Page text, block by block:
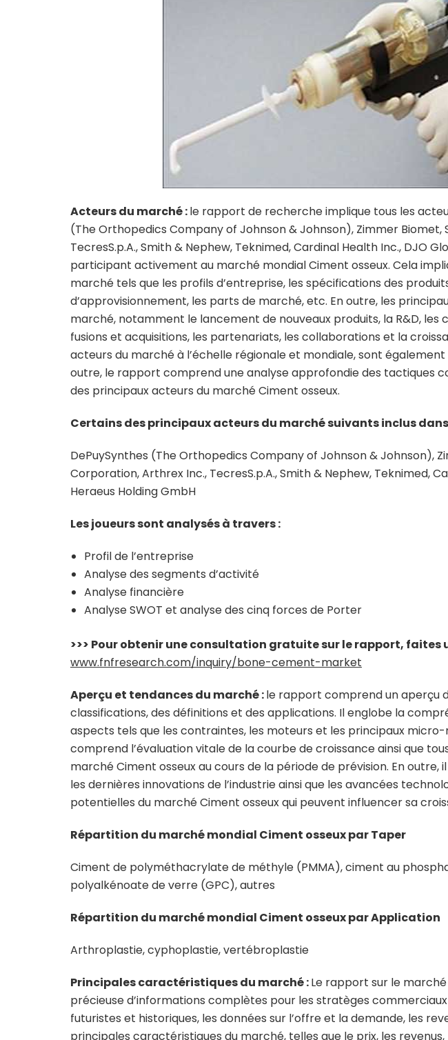
Acteurs du marché :le rapport de recherche implique tous les
(The Orthopedics Company of Johnson & Johnson), Zimmer
TecresS.p.A., Smith & Nephew, Teknimed, Cardinal Health Inc., DJO
participant activement au marché mondial Ciment osseux. Cela
marché tels que les profils d’entreprise, les spécifications des
d’approvisionnement, les parts de marché, etc. En outre, les
marché, notamment le lancement de nouveaux produits, la R&D, les
fusions et acquisitions, les partenariats, les collaborations et la
acteurs du marché à l’échelle régionale et mondiale, sont
outre, le rapport comprend une analyse approfondie des tactiques
des principaux acteurs du marché Ciment osseux.
Certains des principaux acteurs du marché suivants inclus
DePuySynthes (The Orthopedics Company of Johnson & Johnson),
Corporation, Arthrex Inc., TecresS.p.A., Smith & Nephew, Teknimed,
Heraeus Holding GmbH
Les joueurs sont analysés à travers :
Profil de l’entreprise
Analyse des segments d’activité
Analyse financière
Analyse SWOT et analyse des cinq forces de Porter
>>> Pour obtenir une consultation gratuite sur le rapport, faites
www.fnfresearch.com/inquiry/bone-cement-market
Aperçu et tendances du marché :le rapport comprend un aperçu
classifications, des définitions et des applications. Il englobe la
aspects tels que les contraintes, les moteurs et les principaux
comprend l’évaluation vitale de la courbe de croissance ainsi que
marché Ciment osseux au cours de la période de prévision. En
les dernières innovations de l’industrie ainsi que les avancées
potentielles du marché Ciment osseux qui peuvent influencer sa
Répartition du marché mondial Ciment osseux par Taper
Ciment de polyméthacrylate de méthyle (PMMA), ciment au
polyalkénoate de verre (GPC), autres
Répartition du marché mondial Ciment osseux par Application
Arthroplastie, cyphoplastie, vertébroplastie
Principales caractéristiques du marché :Le rapport sur le
précieuse d’informations complètes pour les stratèges
futuristes et historiques, les données sur l’offre et la demande, les
principales caractéristiques du marché, telles que le prix, les